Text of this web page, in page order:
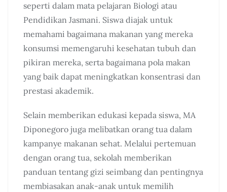
seperti dalam mata pelajaran Biologi atau
Pendidikan Jasmani. Siswa diajak untuk
memahami bagaimana makanan yang mereka
konsumsi memengaruhi kesehatan tubuh dan
pikiran mereka, serta bagaimana pola makan
yang baik dapat meningkatkan konsentrasi dan
prestasi akademik.
Selain memberikan edukasi kepada siswa, MA
Diponegoro juga melibatkan orang tua dalam
kampanye makanan sehat. Melalui pertemuan
dengan orang tua, sekolah memberikan
panduan tentang gizi seimbang dan pentingnya
membiasakan anak-anak untuk memilih